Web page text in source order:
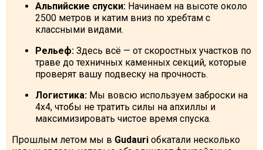
Альпийские спуски: Начинаем на высоте около
2500 метров и катим вниз по хребтам с
классными видами.
Рельеф: Здесь всё — от скоростных участков по
траве до техничных каменных секций, которые
проверят вашу подвеску на прочность.
Логистика: Мы вовсю используем заброски на
4х4, чтобы не тратить силы на апхиллы и
максимизировать чистое время спуска.
Прошлым летом мы в Gudauri обкатали несколько
ПРОЖИВАНИЕ
Квартиры
Коттеджи
% Горячие предложения
Долгосрочная аренда
Казбеги